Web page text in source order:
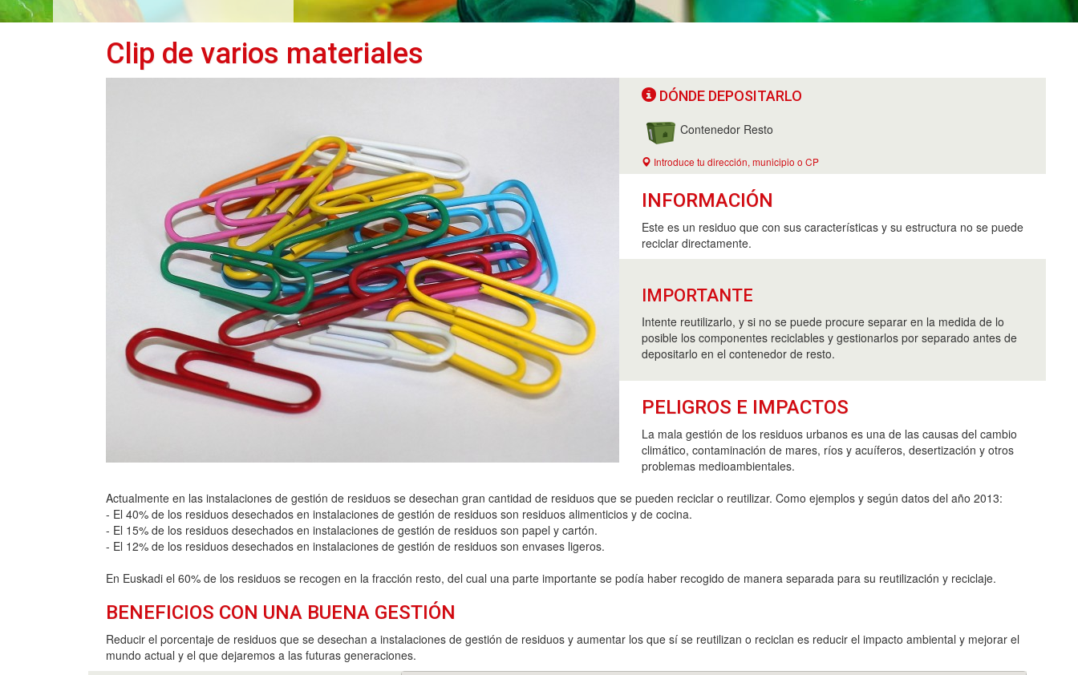
Clip de varios materiales
DÓNDE DEPOSITARLO
Contenedor Resto
Introduce tu dirección, municipio o CP
INFORMACIÓN
Este es un residuo que con sus características y su estructura no se puede
reciclar directamente.
IMPORTANTE
Intente reutilizarlo, y si no se puede procure separar en la medida de lo
posible los componentes reciclables y gestionarlos por separado antes de
depositarlo en el contenedor de resto.
PELIGROS E IMPACTOS
La mala gestión de los residuos urbanos es una de las causas del cambio
climático, contaminación de mares, ríos y acuíferos, desertización y otros
problemas medioambientales.
Actualmente en las instalaciones de gestión de residuos se desechan gran cantidad de residuos que se pueden reciclar o reutilizar. Como ejemplos y según datos del año 2013:
- El 40% de los residuos desechados en instalaciones de gestión de residuos son residuos alimenticios y de cocina.
- El 15% de los residuos desechados en instalaciones de gestión de residuos son papel y cartón.
- El 12% de los residuos desechados en instalaciones de gestión de residuos son envases ligeros.
En Euskadi el 60% de los residuos se recogen en la fracción resto, del cual una parte importante se podía haber recogido de manera separada para su reutilización y reciclaje.
BENEFICIOS CON UNA BUENA GESTIÓN
Reducir el porcentaje de residuos que se desechan a instalaciones de gestión de residuos y aumentar los que sí se reutilizan o reciclan es reducir el impacto ambiental y mejorar el
mundo actual y el que dejaremos a las futuras generaciones.